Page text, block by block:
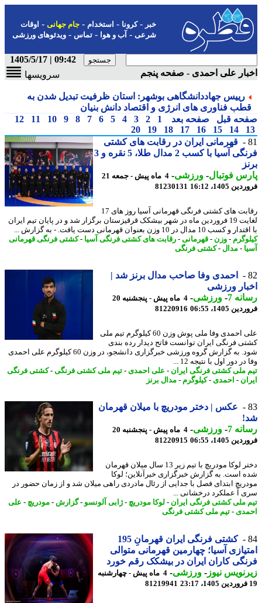
-کرونا-استخدام- جام جهانی-اوقات
شرعی-آب و هوا-تماس-ویدئوهای ورزشی
09:42 | 1405/5/17
علی احمدی - صفحه پنجم
سرویسها
رییس جهاددانشگاهی بوشهر: استان ظرفیت تبدیل شدن به
فناوری های انرژی و اقتصاد دانش بنیان
قبل صفحه بعد 1
2
3
4
5
6
7
8
9
10
11
12
14
15
16
17
18
19
20
قهرمانی ایران در رقابت های کشتی
فرنگی آسیا با کسب 2 مدال طلا، 5 نقره و 3
فوتبال-ورزشی-
4 ماه پیش - جمعه 21
1405، 16:12
81230131
رقابت های کشتی فرنگی قهرمانی آسیا روز های 17
لغایت 19 فروردین ماه در شهر بیشکک قرقیزستان برگزار شد و در پایان تیم ایران
10 مدال در 10 وزن بعنوان قهرمانی دست یافت. - به گزارش ...
-وزن - قهرمانی-رقابت های کشتی فرنگی آسیا -کشتی فرنگی قهرمانی
-مدال-کشتی فرنگی
احمدی وفا صاحب مدال برنز شد |
ورزشی
7
-ورزشی-
4 ماه پیش - پنجشنبه 20
1405، 06:55
81220916
علی احمدی وفا ملی پوش وزن 60 کیلوگرم تیم ملی
فرنگی ایران توانست فاتح دیدار رده بندی
شود. به گزارش گروه ورزشی خبرگزاری دانشجو، در وزن 60 کیلوگرم علی احمدی
دور اول با نتیجه 12 ...
ملی کشتی فرنگی ایران - علی احمدی-تیم ملی کشتی فرنگی -کشتی فرنگی
- احمدی-کیلوگرم-مدال برنز
عکس | دختر مودریچ با میلان قهرمان
7
-ورزشی-
4 ماه پیش - پنجشنبه 20
1405، 06:55
81220915
دختر لوکا مودریچ با تیم زیر 13 سال میلان قهرمان
است. به گزارش خبرگزاری خبرآنلاین؛ لوکا
ابتدای فصل با جدایی از رئال مادردی راهی میلان شد و از زمان حضور در
آ عملکرد درخشانی ...
ملی کشتی فرنگی ایران - لوکا مودریچ- ژابی آلونسو-گزارش -مودریچ- علی
-تیم ملی کشتی فرنگی
کشتی فرنگی ایران قهرمانِ 195
آسیا؛ چهارمین قهرمانی متوالی
کاران ایران در بیشکک رقم خورد
نیوز-ورزشی-
4 ماه پیش - چهارشنبه
81219941